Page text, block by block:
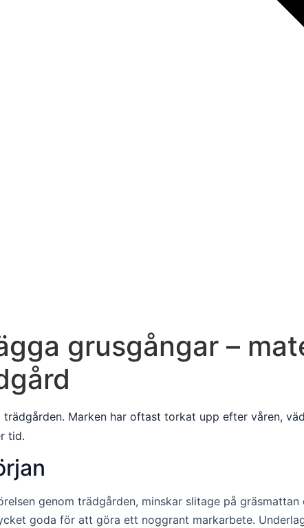
grusgångar –
Marken har oftast torkat upp efter våren,
tid.
genom trädgården, minskar slitage på
goda för att göra ett noggrant markarbete.